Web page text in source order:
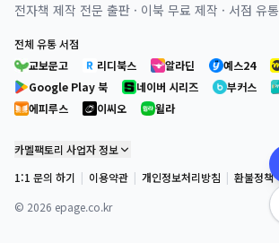
전자책 제작 전문 출판 · 이북 무료 제작 · 서점 유통
전체 유통 서점
교보문고
리디북스 알라딘 예스24
Google Play 북
네이버 시리즈 부커스
에피루스
이씨오 윌라
카멜팩토리 사업자 정보
1:1 문의 하기 | 이용약관 | 개인정보처리방침 | 환불정책
© 2026 epage.co.kr